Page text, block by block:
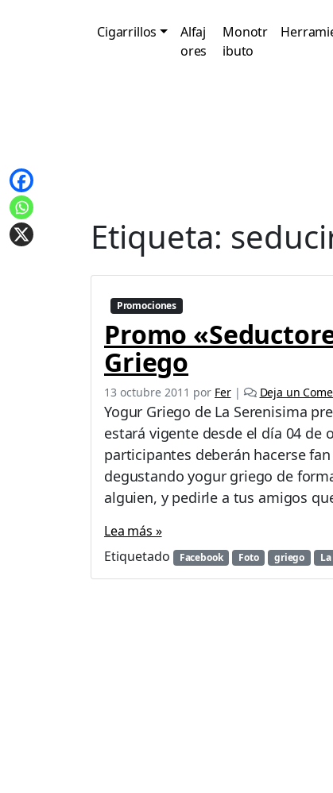
Cigarrillos
Alfaj
ores
Monotr
ibuto
Etiqueta:
Promociones
Promo
Griego
13 octubre 2011 por Fer | Deja un
Yogur Griego de La Serenisima
estará vigente desde el día 04 de
participantes deberán hacerse
degustando yogur griego de
alguien, y pedirle a tus amigos
Lea más »
Etiquetado
Facebook Foto griego